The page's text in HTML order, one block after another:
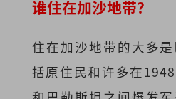
谁住在加沙地带？
住在加沙地带的大多
括原住民和许多在